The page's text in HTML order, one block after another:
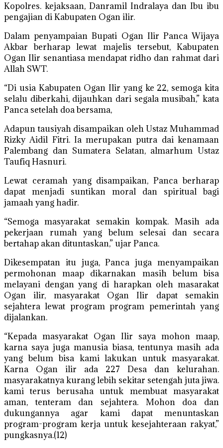
Kopolres. kejaksaan, Danramil Indralaya dan Ibu ibu
pengajian di Kabupaten Ogan ilir.
Dalam penyampaian Bupati Ogan Ilir Panca Wijaya
Akbar berharap lewat majelis tersebut, Kabupaten
Ogan Ilir senantiasa mendapat ridho dan rahmat dari
Allah SWT.
“Di usia Kabupaten Ogan Ilir yang ke 22, semoga kita
selalu diberkahi, dijauhkan dari segala musibah,” kata
Panca setelah doa bersama,
Adapun tausiyah disampaikan oleh Ustaz Muhammad
Rizky Aidil Fitri. Ia merupakan putra dai kenamaan
Palembang dan Sumatera Selatan, almarhum Ustaz
Taufiq Hasnuri.
Lewat ceramah yang disampaikan, Panca berharap
dapat menjadi suntikan moral dan spiritual bagi
jamaah yang hadir.
“Semoga masyarakat semakin kompak. Masih ada
pekerjaan rumah yang belum selesai dan secara
bertahap akan dituntaskan,” ujar Panca.
Dikesempatan itu juga, Panca juga menyampaikan
permohonan maap dikarnakan masih belum bisa
melayani dengan yang di harapkan oleh masarakat
Ogan ilir, masyarakat Ogan Ilir dapat semakin
sejahtera lewat program program pemerintah yang
dijalankan.
“Kepada masyarakat Ogan Ilir saya mohon maap,
karna saya juga manusia biasa, tentunya masih ada
yang belum bisa kami lakukan untuk masyarakat.
Karna Ogan ilir ada 227 Desa dan kelurahan.
masyarakatnya kurang lebih sekitar setengah juta jiwa.
kami terus berusaha untuk membuat masyarakat
aman, tenteram dan sejahtera. Mohon doa dan
dukungannya agar kami dapat menuntaskan
program-program kerja untuk kesejahteraan rakyat,”
pungkasnya.(12)